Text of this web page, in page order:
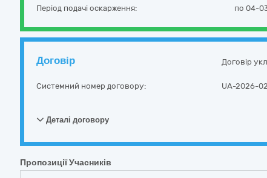
Період подачі оскарження:
по 04-
Договір Договір
Системний номер договору: UA-2026-
Деталі договору
Пропозиції Учасників